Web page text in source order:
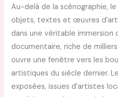
Au-delà de la scénographie,
objets, textes et œuvres
dans une véritable immersion
documentaire, riche de
ouvre une fenêtre vers les
artistiques du siècle dernier.
exposées, issues d’artistes